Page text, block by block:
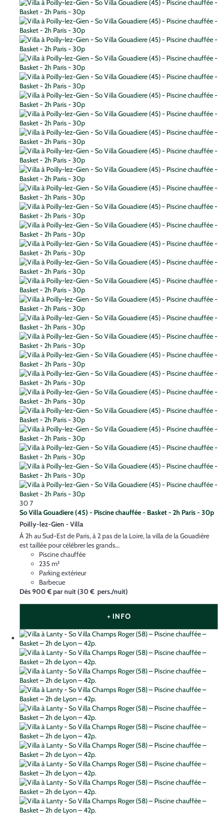
30 7
So Villa Gouadiere (45) - Piscine chauffée - Basket - 2h Paris - 30p
Poilly-lez-Gien - Villa
À 2h au Sud-Est de Paris, à 2 pas de la Loire, la villa de la Gouadière
est taillée pour célébrer les grands...
Piscine chauffée
235 m²
Parking extérieur
Barbecue
Dès900 €par nuit(30 € pers./nuit)
+ INFO